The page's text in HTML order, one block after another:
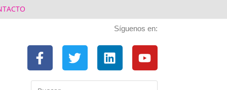
Síguenos en: